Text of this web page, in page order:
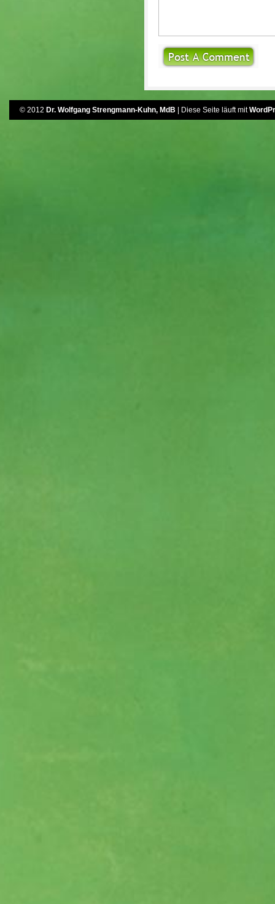
© 2012 Dr. Wolfgang Strengmann-Kuhn, MdB | Diese Seite läuft mit